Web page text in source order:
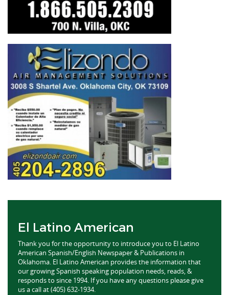
El Latino American
Thank you for the opportunity to introduce you to El Latino
American Spanish/English Newspaper & Publications in
Oklahoma. El Latino American provides the information that
our growing Spanish speaking population needs, reads, &
responds to since 1994. If you have any questions please give
us a call at (405) 632-1934.